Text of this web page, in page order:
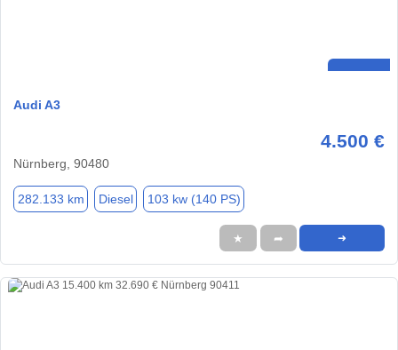
Audi A3
4.500 €
Nürnberg, 90480
282.133 km Diesel 103 kw (140 PS)
★ ➦ ➜